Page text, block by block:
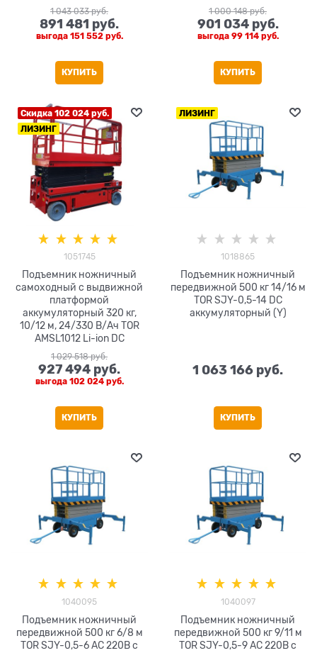
1 043 033 руб.
891 481 руб.
выгода 151 552 руб.
КУПИТЬ
1 000 148 руб.
901 034 руб.
выгода 99 114 руб.
КУПИТЬ
Скидка 102 024 руб.
ЛИЗИНГ
1051745
Подъемник ножничный
самоходный с выдвижной
платформой
аккумуляторный 320 кг,
10/12 м, 24/330 В/Ач TOR
AMSL1012 Li-ion DC
1 029 518 руб.
927 494 руб.
выгода 102 024 руб.
КУПИТЬ
ЛИЗИНГ
1018865
Подъемник ножничный
передвижной 500 кг 14/16 м
TOR SJY-0,5-14 DC
аккумуляторный (Y)
1 063 166 руб.
КУПИТЬ
1040095
Подъемник ножничный
передвижной 500 кг 6/8 м
TOR SJY-0,5-6 AC 220В с
1040097
Подъемник ножничный
передвижной 500 кг 9/11 м
TOR SJY-0,5-9 AC 220В с